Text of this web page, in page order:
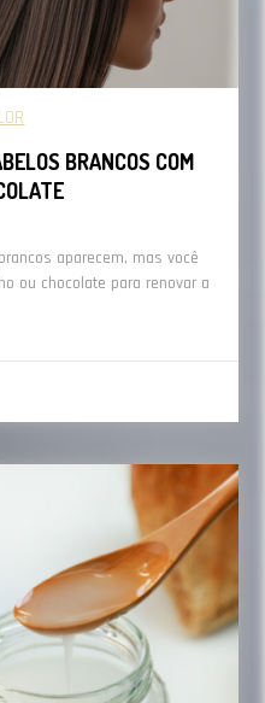
BRANCOS COM
aparecem, mas você
ou chocolate para renovar a